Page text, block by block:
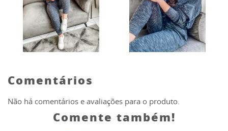
Comentários
Não há comentários e avaliações para o produto.
Comente também!